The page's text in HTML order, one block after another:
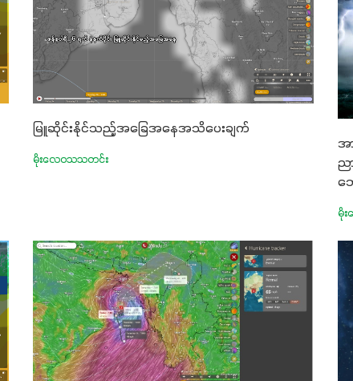
မြူဆိုင်းနိုင်သည့်အခြေအနေအသိပေးချက်
မိုးလေဝသသတင်း
အ
ည
ဘ
မို